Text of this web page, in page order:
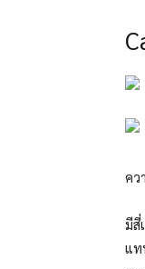
คว
มีสี่
แท